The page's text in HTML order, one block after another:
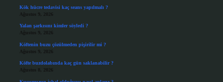
Kök hücre tedavisi kaç seans yapılmalı ?
Ağustos 9, 2026
Yalan şarkısını kimler söyledi ?
Ağustos 9, 2026
Köftenin buzu çözülmeden pişirilir mi ?
Ağustos 9, 2026
Köfte buzdolabında kaç gün saklanabilir ?
Ağustos 8, 2026